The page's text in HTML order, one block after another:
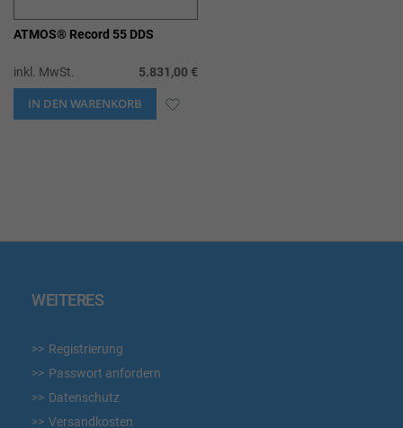
ATMOS® Record 55 DDS
inkl. MwSt. 5.831,00 €
IN DEN WARENKORB ZUR
WEITERES
Registrierung
Passwort anfordern
Datenschutz
Versandkosten